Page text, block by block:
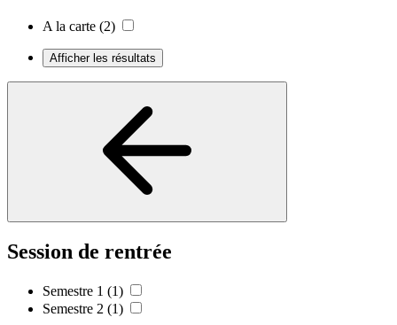
A la carte (2)
Afficher les résultats
Session de rentrée
Semestre 1 (1)
Semestre 2 (1)